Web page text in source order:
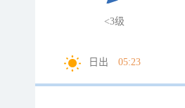
<3级
日出 05:23